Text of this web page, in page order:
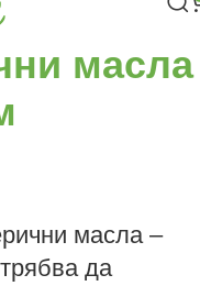
масла
масла –
да